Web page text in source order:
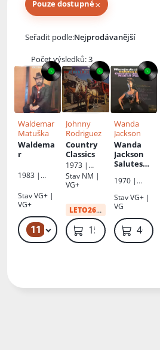
Pouze dostupné×
Seřadit podle:
Počet výsledků: 3
Waldemar
Matuška
Waldema
r
1983 |
StavVG+ |
VG+
11 199 Kč – 299 Kč
Johnny
Rodriguez
Country
Classics
1973 |
Philips
Stav NM |
VG+
LETO26
:32 Kč
159 Kč
Wanda
Jackson
Wanda
Jackson
Salutes
Country
Music
Hall Of
Fame
1970 |
Pleasure
StavVG+ |
VG
400 Kč